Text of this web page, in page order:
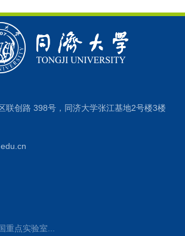
联创路 398号，同济大学张江基地2号楼3楼
重点实验室...